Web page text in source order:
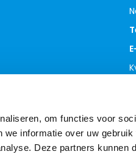
om functies voor
informatie over uw gebruik
Deze partners kunnen